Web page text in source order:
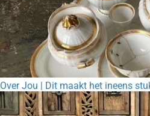
Over Jou | Dit maakt het ineens